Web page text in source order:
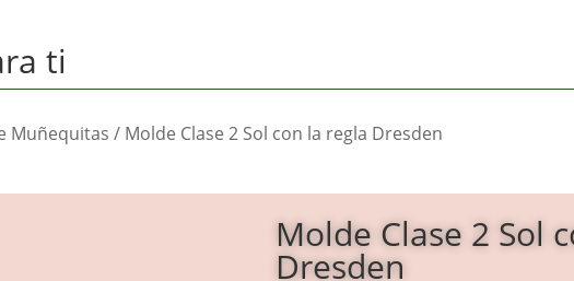
ti
Muñequitas / Molde Clase 2 Sol con la regla Dresden
Molde Clase 2 Sol
Dresden